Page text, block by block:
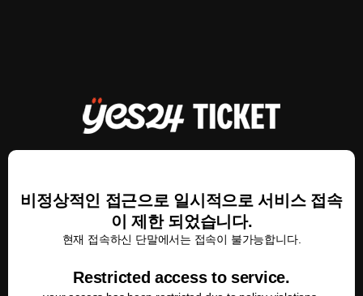
비정상적인 접근으로 일시적으로 서비스 접속
이 제한 되었습니다.
현재 접속하신 단말에서는 접속이 불가능합니다.
Restricted access to service.